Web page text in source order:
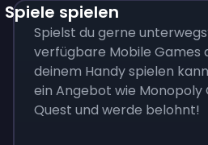
Spiele spielen
Spielst du gerne
verfügbare Mobile Games
deinem Handy spielen
ein Angebot wie Monopoly
Quest und werde belohnt!